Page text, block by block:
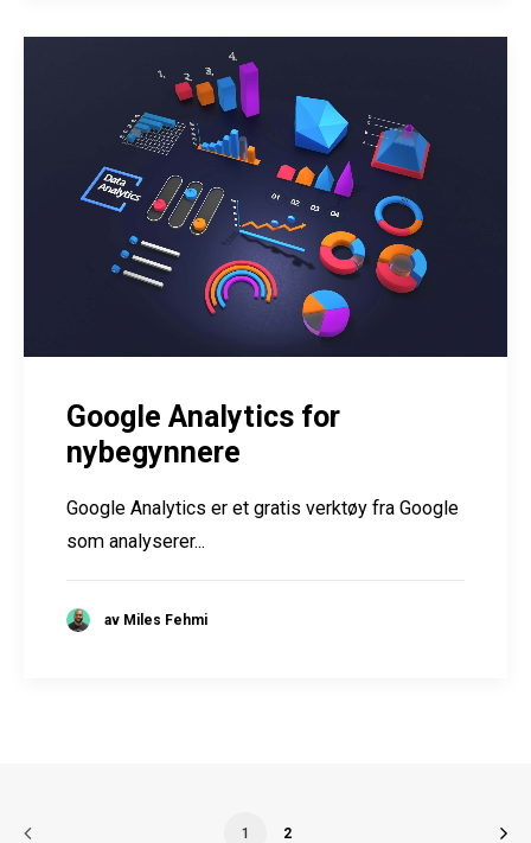
Google Analytics for
nybegynnere
Google Analytics er et gratis verktøy fra Google
som analyserer...
av Miles Fehmi
1 2